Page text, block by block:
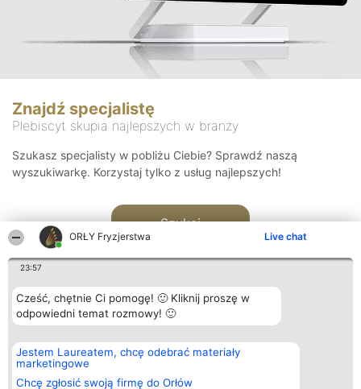
ORŁY Fryzjerstwa Live chat
23:57
Cześć, chętnie Ci pomogę! 🙂 Kliknij proszę w
odpowiedni temat rozmowy! 🙂
Jestem Laureatem, chcę odebrać materiały
marketingowe
Chcę zgłosić swoją firmę do Orłów
Znajdź specjalistę
Plebiscyt skupia najlepszych w branży
Szukasz specjalisty w pobliżu Ciebie? Sprawdź naszą
wyszukiwarkę. Korzystaj tylko z usług najlepszych!
Szukaj
Organizator plebiscytu
Bright Side Solutions sp. z o.
o. sp. k.
ul. Ruska 22
Plebiscyt
Laureaci
wszystkich
Kontakt
Kontakt